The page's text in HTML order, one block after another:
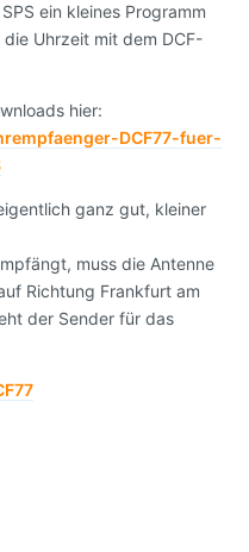
ein kleines Programm
Uhrzeit mit dem DCF-
hier:
DCF77-fuer-
ganz gut, kleiner
muss die Antenne
Richtung Frankfurt am
der Sender für das